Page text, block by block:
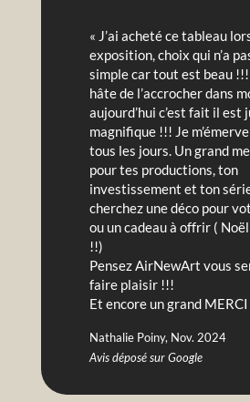
« J’ai acheté ce tableau
exposition, choix qui n’a
simple car tout est beau !!!
hâte de l’accrocher dans
aujourd’hui c’est fait il est
magnifique !!! Je
tous les jours. Un grand
pour tes productions, ton
investissement et ton
cherchez une déco pour
ou un cadeau à offrir (
!!)
Pensez AirNewArt vous
faire plaisir !!!
Et encore un grand MERCI
Nathalie Poiny, Nov. 2024
Avis déposé sur Google